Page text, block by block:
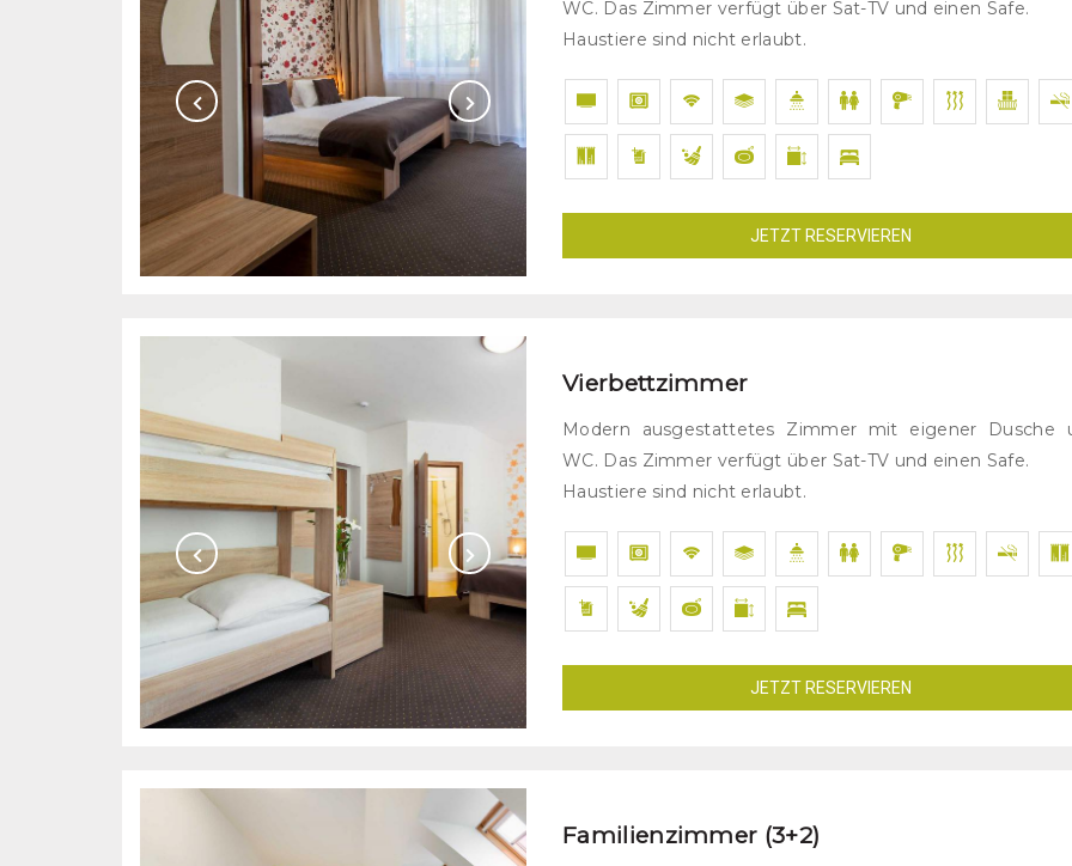
WC. Das Zimmer verfügt über Sat-TV und einen Safe.
Haustiere sind nicht erlaubt.
JETZT RESERVIEREN
Vierbettzimmer
Modern ausgestattetes Zimmer mit eigener Dusche
WC. Das Zimmer verfügt über Sat-TV und einen Safe.
Haustiere sind nicht erlaubt.
JETZT RESERVIEREN
Familienzimmer (3+2)